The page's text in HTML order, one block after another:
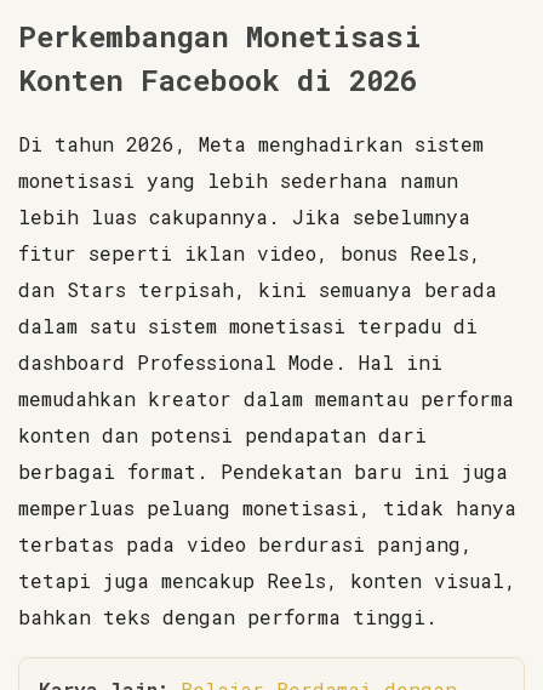
Perkembangan Monetisasi
Konten Facebook di 2026
Di tahun 2026, Meta menghadirkan sistem
monetisasi yang lebih sederhana namun
lebih luas cakupannya. Jika sebelumnya
fitur seperti iklan video, bonus Reels,
dan Stars terpisah, kini semuanya berada
dalam satu sistem monetisasi terpadu di
dashboard Professional Mode. Hal ini
memudahkan kreator dalam memantau performa
konten dan potensi pendapatan dari
berbagai format. Pendekatan baru ini juga
memperluas peluang monetisasi, tidak hanya
terbatas pada video berdurasi panjang,
tetapi juga mencakup Reels, konten visual,
bahkan teks dengan performa tinggi.